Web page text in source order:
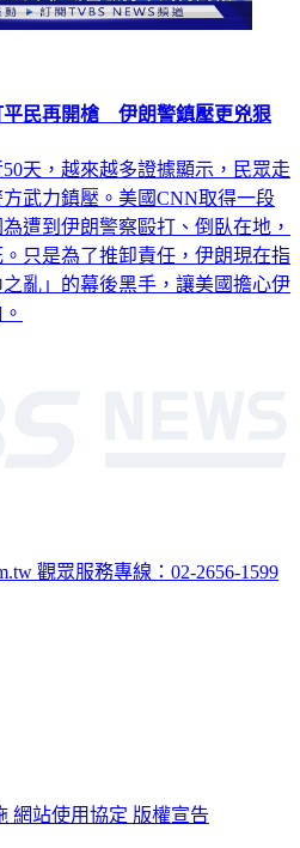
平民再開槍 伊朗警鎮壓更兇狠
天，越來越多證據顯示，民眾走
方武力鎮壓。美國CNN取得一段
遭到伊朗警察毆打、倒臥在地，
只是為了推卸責任，伊朗現在指
亂」的幕後黑手，讓美國擔心伊
觀眾服務專線：02-2656-1599
網站使用協定 版權宣告